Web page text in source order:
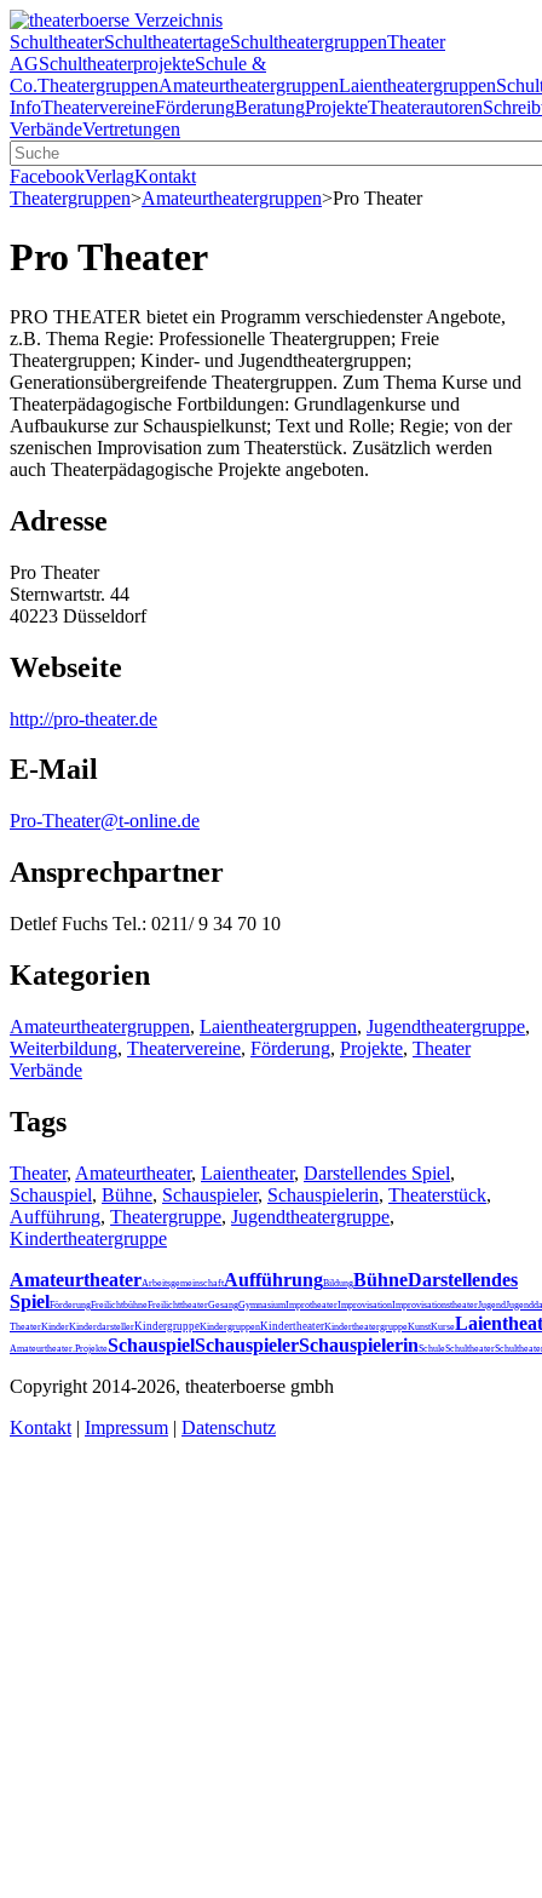
SchultheaterSchultheatertageSchultheatergruppenTheater
AGSchultheaterprojekteSchule &
Co.TheatergruppenAmateurtheatergruppenLaientheatergruppen
InfoTheatervereineFörderungBeratungProjekteTheaterautoren
VerbändeVertretungen
FacebookVerlagKontakt
Theatergruppen>Amateurtheatergruppen>Pro Theater
Pro Theater
PRO THEATER bietet ein Programm verschiedenster Angebote,
z.B. Thema Regie: Professionelle Theatergruppen; Freie
Theatergruppen; Kinder- und Jugendtheatergruppen;
Generationsübergreifende Theatergruppen. Zum Thema Kurse und
Theaterpädagogische Fortbildungen: Grundlagenkurse und
Aufbaukurse zur Schauspielkunst; Text und Rolle; Regie; von der
szenischen Improvisation zum Theaterstück. Zusätzlich werden
auch Theaterpädagogische Projekte angeboten.
Adresse
Pro Theater
Sternwartstr. 44
40223 Düsseldorf
Webseite
http://pro-theater.de
E-Mail
Pro-Theater@t-online.de
Ansprechpartner
Detlef Fuchs Tel.: 0211/ 9 34 70 10
Kategorien
Amateurtheatergruppen, Laientheatergruppen, Jugendtheatergruppe,
Weiterbildung, Theatervereine, Förderung, Projekte, Theater
Verbände
Tags
Theater, Amateurtheater, Laientheater, Darstellendes Spiel,
Schauspiel, Bühne, Schauspieler, Schauspielerin, Theaterstück,
Aufführung, Theatergruppe, Jugendtheatergruppe,
Kindertheatergruppe
AmateurtheaterArbeitsgemeinschaftAufführungBildungBühneDarstellendes
SpielFörderungFreilichtbühneFreilichttheaterGesangGymnasiumImprotheaterImprovisationImprovisationstheaterJugend
TheaterKinderKinderdarstellerKindergruppeKindergruppenKindertheaterKindertheatergruppeKunstKurse
Amateurtheater. ProjekteSchauspielSchauspielerSchauspielerinSchuleSchultheater
Copyright 2014-2026, theaterboerse gmbh
Kontakt | Impressum | Datenschutz